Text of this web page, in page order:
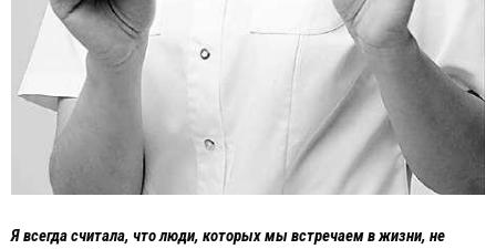
Я всегда считала, что люди, которых мы встречаем в жизни, не